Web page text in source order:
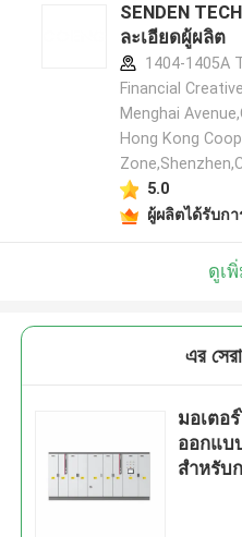
SENDEN
ละเอียดผู้ผลิต
1404-1405A
Financial
Menghai
Hong Kong
5.0
ผู้ผลิตได้รับก
ดูเ
এর
มอเตอ
ออกแบ
สําหรับ